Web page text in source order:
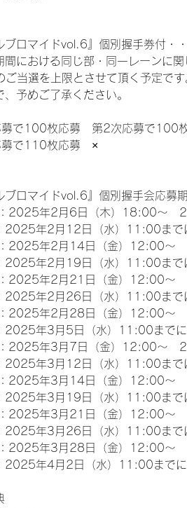
ブロマイドvol.6』個別握手券付・
における同じ部・同一レーンに
ご当選を上限とさせて頂く予定で
、予めご了承ください。
募で100枚応募　第2次応募で100
110枚応募　×
ロマイドvol.6』個別握手会応募
2025年2月6日（木）18:00～
2025年2月12日（水）11:00まで
2025年2月14日（金）12:00～
2025年2月19日（水）11:00まで
2025年2月21日（金）12:00～
2025年2月26日（水）11:00まで
2025年2月28日（金）12:00～
2025年3月5日（水）11:00までに
2025年3月7日（金）12:00～
2025年3月12日（水）11:00まで
2025年3月14日（金）12:00～
2025年3月19日（水）11:00まで
2025年3月21日（金）12:00～
2025年3月26日（水）11:00まで
2025年3月28日（金）12:00～
2025年4月2日（水）11:00までに